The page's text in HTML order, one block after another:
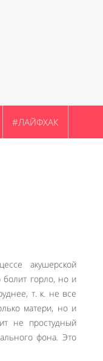
#ЛАЙФХАК
акушерской
горло, но и
т. к. не все
матери, но и
не простудный
фона. Это